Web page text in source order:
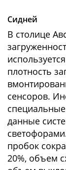
Сидней
В столице
плотность
сенсоров.
данные
пробок
20%, объем